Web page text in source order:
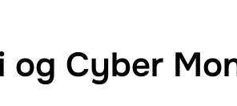
og Cyber